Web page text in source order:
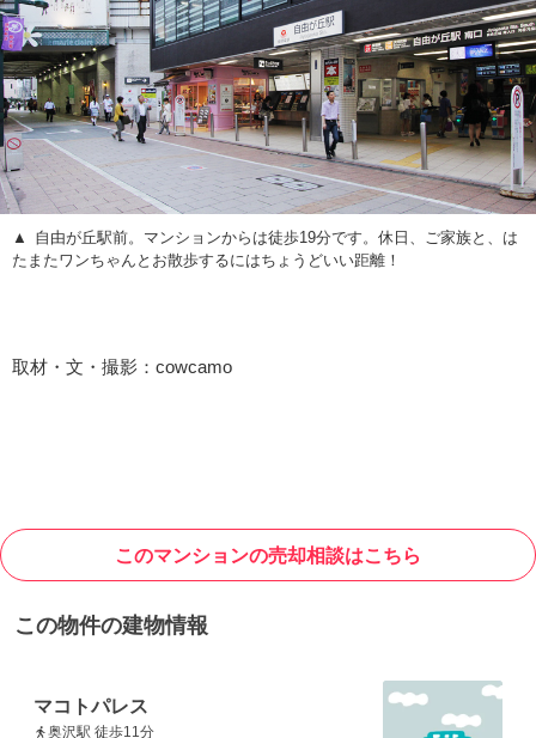
自由が丘駅前。マンションからは徒歩19分です。休日、ご家族と、は
たまたワンちゃんとお散歩するにはちょうどいい距離！
取材・文・撮影：cowcamo
このマンションの売却相談はこちら
この物件の建物情報
マコトパレス
奥沢駅 徒歩11分